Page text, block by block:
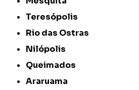
Teresópolis
Rio das Ostras
Nilópolis
Queimados
Araruama